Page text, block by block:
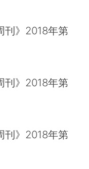
刊》2018年第
刊》2018年第
刊》2018年第